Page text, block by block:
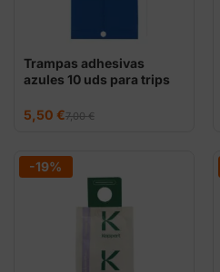
Trampas adhesivas
azules 10 uds para trips
7,00€
El
precio
7,00 €.
5,50 €
El
precio
5,50 €.
-19%